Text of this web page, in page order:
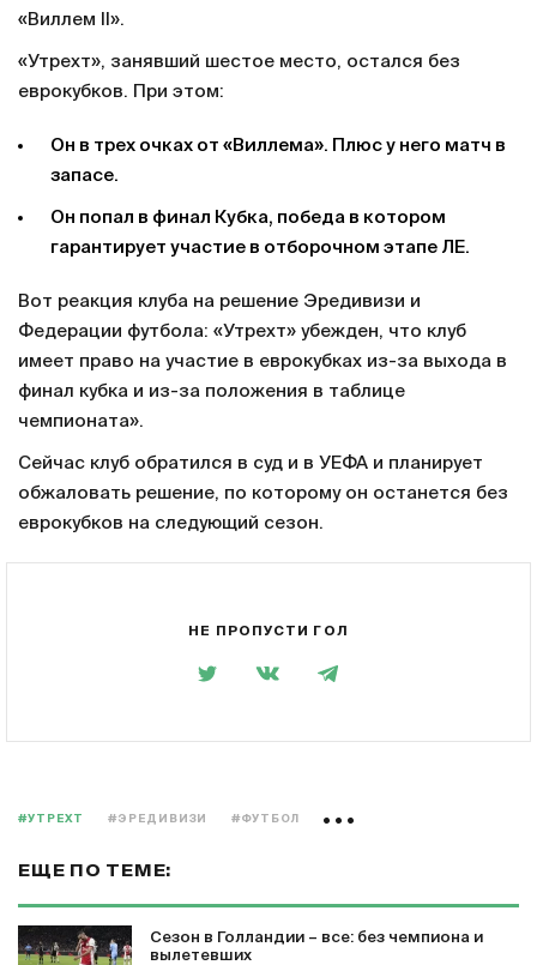
«Виллем II».
«Утрехт», занявший шестое место, остался без
еврокубков. При этом:
Он в трех очках от «Виллема». Плюс у него матч в
запасе.
Он попал в финал Кубка, победа в котором
гарантирует участие в отборочном этапе ЛЕ.
Вот реакция клуба на решение Эредивизи и
Федерации футбола: «Утрехт» убежден, что клуб
имеет право на участие в еврокубках из-за выхода в
финал кубка и из-за положения в таблице
чемпионата».
Сейчас клуб обратился в суд и в УЕФА и планирует
обжаловать решение, по которому он останется без
еврокубков на следующий сезон.
НЕ ПРОПУСТИ ГОЛ
#УТРЕХТ #ЭРЕДИВИЗИ #ФУТБОЛ
ЕЩЕ ПО ТЕМЕ:
Сезон в Голландии – все: без чемпиона и
вылетевших